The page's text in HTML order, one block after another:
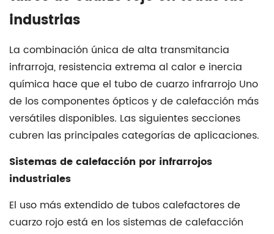
2
Especificaciones
completas
del
tubo
de
cuarzo
rojo
Mingyang
2.1
Parámetros
del
producto
industrias
La combinación única de alta transmitancia
infrarroja, resistencia extrema al calor e inercia
química hace que el tubo de cuarzo infrarrojo Uno
de los componentes ópticos y de calefacción más
versátiles disponibles. Las siguientes secciones
cubren las principales categorías de aplicaciones.
Sistemas de calefacción por infrarrojos
industriales
El uso más extendido detubos calefactores de
cuarzo rojoestá en los sistemas de calefacción